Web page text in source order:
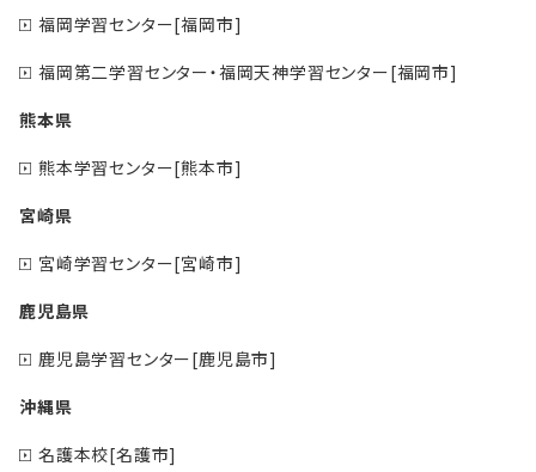
福岡学習センター[福岡市]
福岡第二学習センター・福岡天神学習センター[福岡市]
熊本県
熊本学習センター[熊本市]
宮崎県
宮崎学習センター[宮崎市]
鹿児島県
鹿児島学習センター[鹿児島市]
沖縄県
名護本校[名護市]